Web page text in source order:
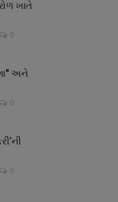
ખાતે
0
અને
0
0